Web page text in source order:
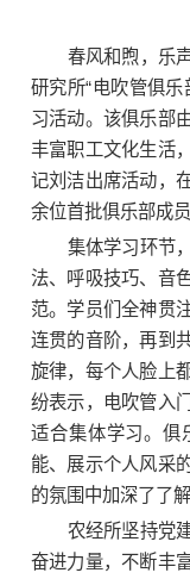
春风和煦，乐
研究所“电吹管俱
习活动。该俱乐部
丰富职工文化生活
记刘洁出席活动，
余位首批俱乐部成
集体学习环节
法、呼吸技巧、音
范。学员们全神贯
连贯的音阶，再到
旋律，每个人脸上
纷表示，电吹管入
适合集体学习。俱
能、展示个人风采
的氛围中加深了了
农经所坚持党
奋进力量，不断丰